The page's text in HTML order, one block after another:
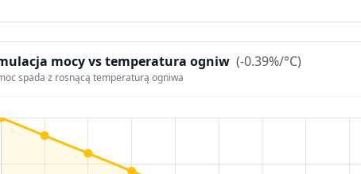
mocy vs temperatura ogniw (-0.39%/°C)
spada z rosnącą temperaturą ogniwa